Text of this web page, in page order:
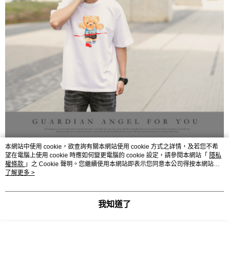
本網站中使用 cookie，欲查詢有關本網站使用 cookie 方式之詳情，及若您不希
望在電腦上使用 cookie 時應如何變更電腦的 cookie 設定，請參閱本網站「 隱私
權條款 」之 Cookie 聲明。您繼續使用本網站即表示您同意本公司得按本網站使
用條款之 Cookie 聲明使用 cookie。
了解更多 >
我知道了